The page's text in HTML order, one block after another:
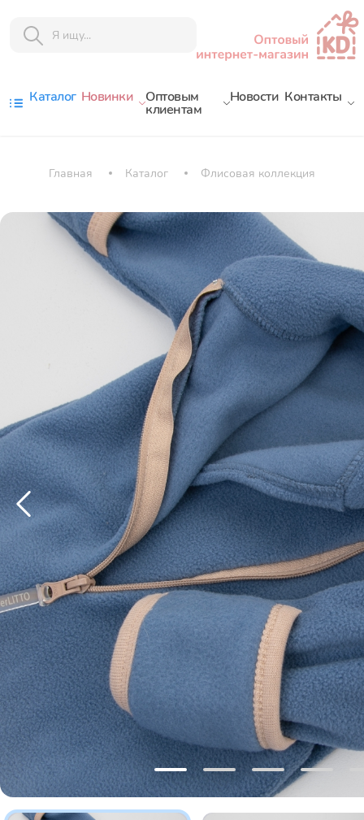
Каталог Новинки Оптовым
клиентам
Новости Контакты
Главная Каталог Флисовая коллекция